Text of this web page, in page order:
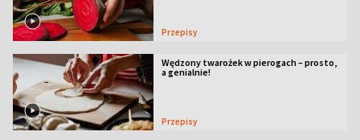
Przepisy
Wędzony twarożek w pierogach – prosto,
a genialnie!
Przepisy